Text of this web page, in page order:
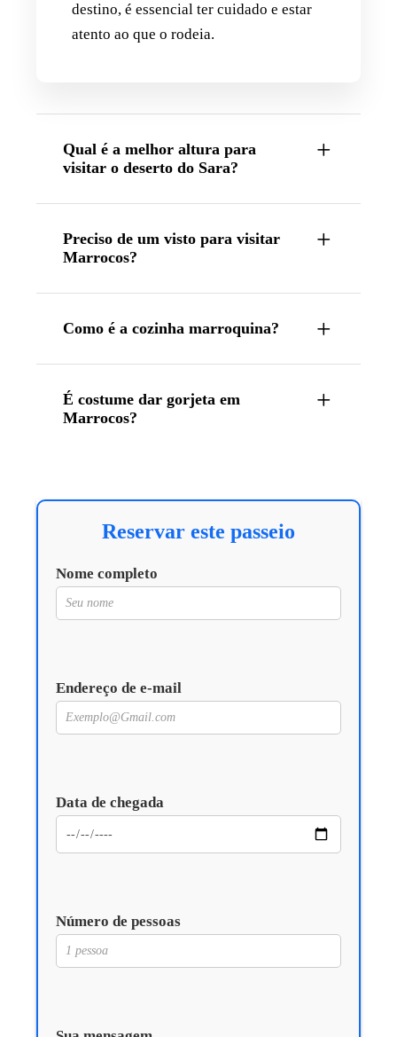
destino, é essencial ter cuidado e estar
atento ao que o rodeia.
Qual é a melhor altura para
visitar o deserto do Sara?
Preciso de um visto para visitar
Marrocos?
Como é a cozinha marroquina?
É costume dar gorjeta em
Marrocos?
Reservar este passeio
Nome completo
Endereço de e-mail
Data de chegada
Número de pessoas